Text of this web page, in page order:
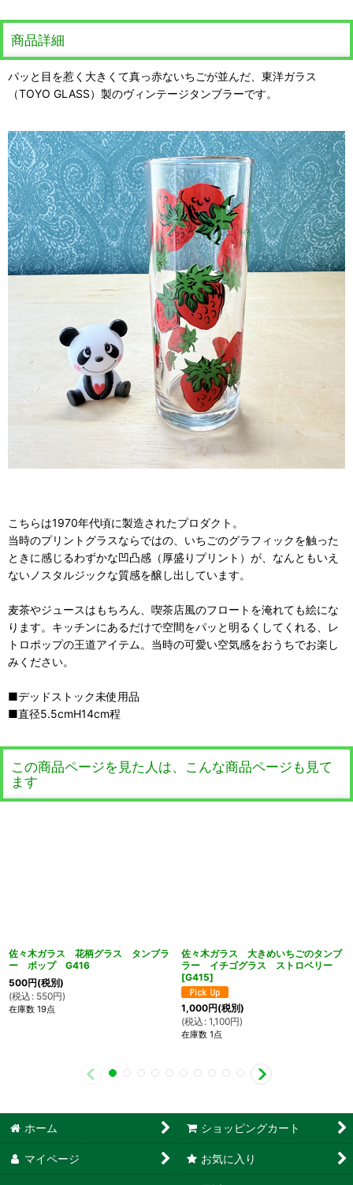
商品詳細
パッと目を惹く大きくて真っ赤ないちごが並んだ、東洋ガラス
（TOYO GLASS）製のヴィンテージタンブラーです。
こちらは1970年代頃に製造されたプロダクト。
当時のプリントグラスならではの、いちごのグラフィックを触った
ときに感じるわずかな凹凸感（厚盛りプリント）が、なんともいえ
ないノスタルジックな質感を醸し出しています。
麦茶やジュースはもちろん、喫茶店風のフロートを淹れても絵にな
ります。キッチンにあるだけで空間をパッと明るくしてくれる、レ
トロポップの王道アイテム。当時の可愛い空気感をおうちでお楽し
みください。
■デッドストック未使用品
■直径5.5cmH14cm程
この商品ページを見た人は、こんな商品ページも見て
ます
佐々木ガラス 花柄グラス タンブラ
ー ポップ G416
500円(税別)
(税込 : 550円)
在庫数 19点
佐々木ガラス 大きめいちごのタンブ
ラー イチゴグラス ストロベリー
[G415]
1,000円(税別)
(税込 : 1,100円)
在庫数 1点
ホーム ショッピングカート
マイページ お気に入り